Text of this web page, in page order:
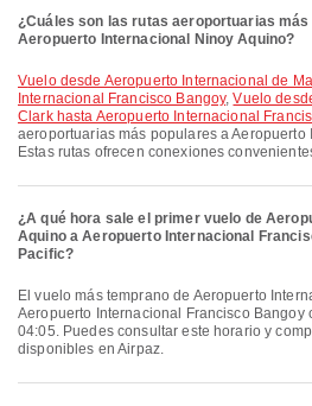
¿Cuáles son las rutas aeroportuarias
Aeropuerto Internacional Ninoy Aquino?
Vuelo desde Aeropuerto Internacional de Mactán-Cebú hasta Aeropuerto
Internacional Francisco Bangoy,Vuelo
Clark hasta Aeropuerto Internacional
aeroportuarias más populares a
Estas rutas ofrecen conexiones
¿A qué hora sale el primer vuelo de
Aquino a Aeropuerto Internacional
Pacific?
El vuelo más temprano de Aeropuerto Internacional Ninoy Aquino a
Aeropuerto Internacional Francisco Bangoy
04:05. Puedes consultar este horario y
disponibles en Airpaz.